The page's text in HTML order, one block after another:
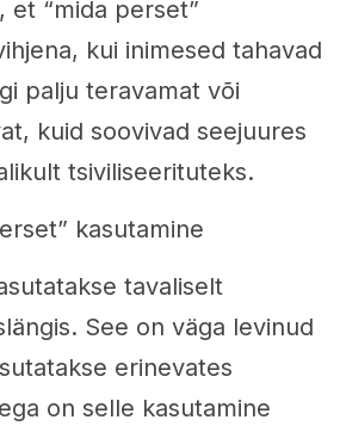
et “mida perset”
kui inimesed tahavad
palju teravamat või
kuid soovivad seejuures
tsiviliseerituteks.
kasutamine
tavaliselt
See on väga levinud
erinevates
on selle kasutamine